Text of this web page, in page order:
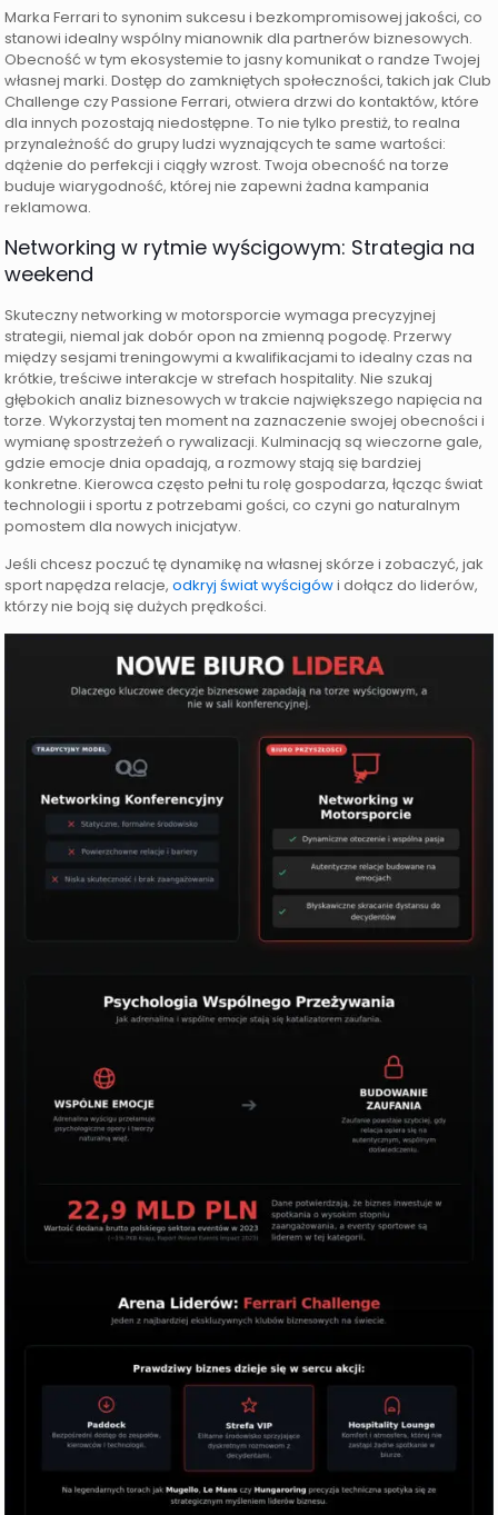
Marka Ferrari to synonim sukcesu i bezkompromisowej jakości, co
stanowi idealny wspólny mianownik dla partnerów biznesowych.
Obecność w tym ekosystemie to jasny komunikat o randze Twojej
własnej marki. Dostęp do zamkniętych społeczności, takich jak Club
Challenge czy Passione Ferrari, otwiera drzwi do kontaktów, które
dla innych pozostają niedostępne. To nie tylko prestiż, to realna
przynależność do grupy ludzi wyznających te same wartości:
dążenie do perfekcji i ciągły wzrost. Twoja obecność na torze
buduje wiarygodność, której nie zapewni żadna kampania
reklamowa.
Networking w rytmie wyścigowym: Strategia na
weekend
Skuteczny networking w motorsporcie wymaga precyzyjnej
strategii, niemal jak dobór opon na zmienną pogodę. Przerwy
między sesjami treningowymi a kwalifikacjami to idealny czas na
krótkie, treściwe interakcje w strefach hospitality. Nie szukaj
głębokich analiz biznesowych w trakcie największego napięcia na
torze. Wykorzystaj ten moment na zaznaczenie swojej obecności i
wymianę spostrzeżeń o rywalizacji. Kulminacją są wieczorne gale,
gdzie emocje dnia opadają, a rozmowy stają się bardziej
konkretne. Kierowca często pełni tu rolę gospodarza, łącząc świat
technologii i sportu z potrzebami gości, co czyni go naturalnym
pomostem dla nowych inicjatyw.
Jeśli chcesz poczuć tę dynamikę na własnej skórze i zobaczyć, jak
sport napędza relacje,odkryj świat wyścigówi dołącz do liderów,
którzy nie boją się dużych prędkości.